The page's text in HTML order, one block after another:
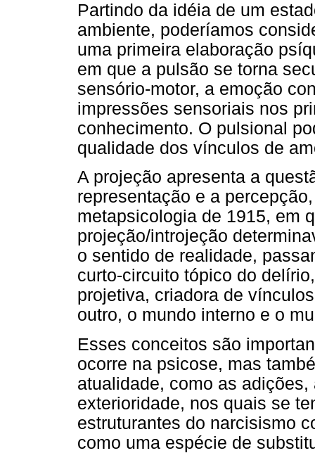
Partindo da idéia de um
ambiente, poderíamos
uma primeira elaboração
em que a pulsão se torna
sensório-motor, a emoção
impressões sensoriais nos
conhecimento. O pulsional
qualidade dos vínculos de
A projeção apresenta a
representação e a
metapsicologia de 1915, em
projeção/introjeção
o sentido de realidade,
curto-circuito tópico do
projetiva, criadora de
outro, o mundo interno e o
Esses conceitos são
ocorre na psicose, mas
atualidade, como as
exterioridade, nos quais se
estruturantes do narcisismo
como uma espécie de